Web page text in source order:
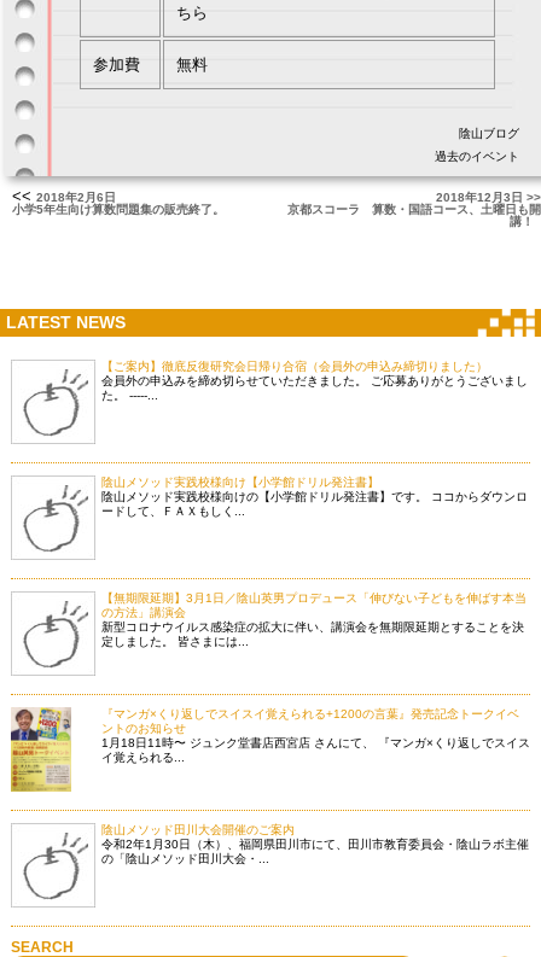
ちら
参加費 無料
陰山ブログ
過去のイベント
<< 2018年2月6日
小学5年生向け算数問題集の販売終了。
2018年12月3日 >>
京都スコーラ 算数・国語コース、土曜日も開
講！
LATEST NEWS
【ご案内】徹底反復研究会日帰り合宿（会員外の申込み締切りました）
会員外の申込みを締め切らせていただきました。 ご応募ありがとうございまし
た。 -----...
陰山メソッド実践校様向け【小学館ドリル発注書】
陰山メソッド実践校様向けの【小学館ドリル発注書】です。 ココからダウンロ
ードして、ＦＡＸもしく...
【無期限延期】3月1日／陰山英男プロデュース「伸びない子どもを伸ばす本当
の方法」講演会
新型コロナウイルス感染症の拡大に伴い、講演会を無期限延期とすることを決
定しました。 皆さまには...
『マンガ×くり返しでスイスイ覚えられる+1200の言葉』発売記念トークイベ
ントのお知らせ
1月18日11時〜 ジュンク堂書店西宮店 さんにて、 『マンガ×くり返しでスイス
イ覚えられる...
陰山メソッド田川大会開催のご案内
令和2年1月30日（木）、福岡県田川市にて、田川市教育委員会・陰山ラボ主催
の「陰山メソッド田川大会・...
SEARCH